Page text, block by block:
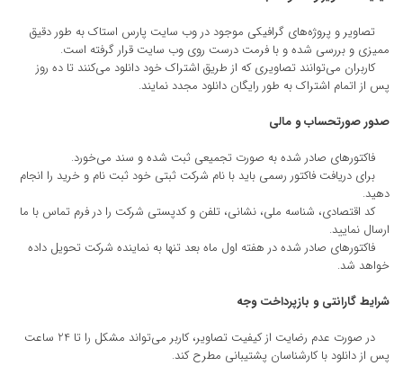
تصاویر و پروژه‌های گرافیکی موجود در وب سایت پارس استاک به طور دقیق
ممیزی و بررسی شده و با فرمت درست روی وب سایت قرار گرفته است.
کاربران می‌توانند تصاویری که از طریق اشتراک خود دانلود می‌کنند تا ده روز
پس از اتمام اشتراک به طور رایگان دانلود مجدد نمایند.
صدور صورتحساب و مالی
فاکتورهای صادر شده به صورت تجمیعی ثبت شده و سند می‌خورد.
برای دریافت فاکتور رسمی باید با نام شرکت ثبتی خود ثبت نام و خرید را انجام
دهید.
کد اقتصادی، شناسه ملی، نشانی، تلفن و کدپستی شرکت را در فرم تماس با ما
ارسال نمایید.
فاکتورهای صادر شده در هفته اول ماه بعد تنها به نماینده شرکت تحویل داده
خواهد شد.
شرایط گارانتی و بازپرداخت وجه
در صورت عدم رضایت از کیفیت تصاویر، کاربر می‌تواند مشکل را تا 24 ساعت
پس از دانلود با کارشناسان پشتیبانی مطرح کند.